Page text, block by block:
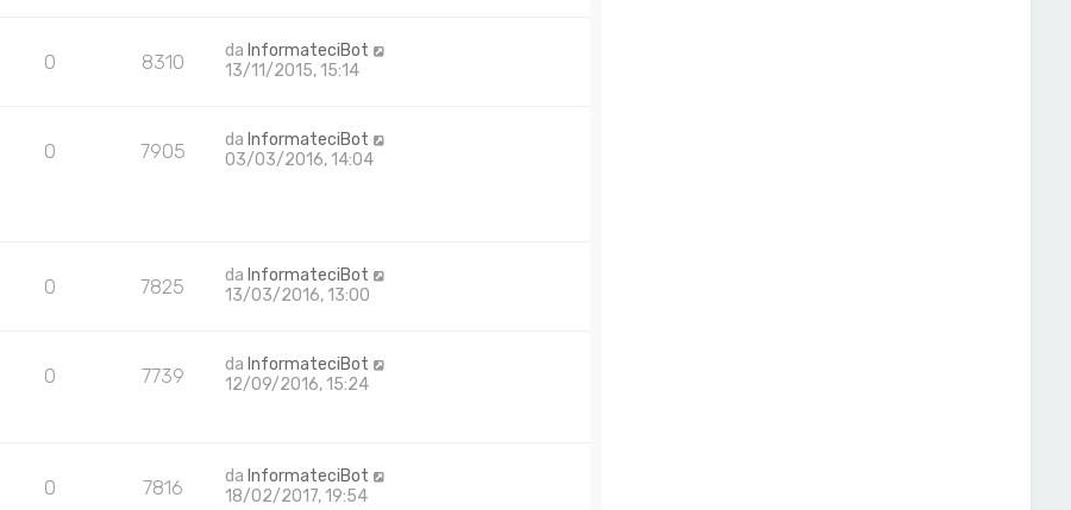
0 8310 da InformateciBot
13/11/2015, 15:14
0 7905 da InformateciBot
03/03/2016, 14:04
0 7825 da InformateciBot
13/03/2016, 13:00
0 7739 da InformateciBot
12/09/2016, 15:24
0 7816 da InformateciBot
18/02/2017, 19:54